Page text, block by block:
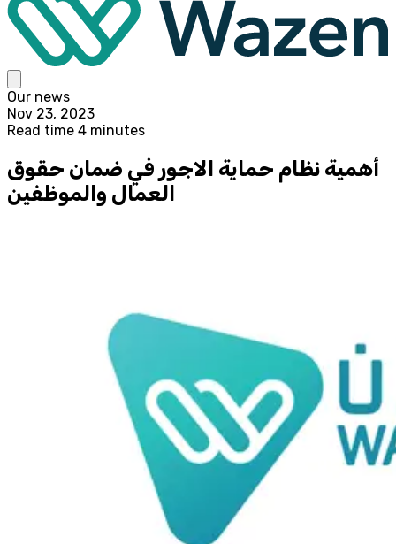
Our news
Nov 23, 2023
Read time 4 minutes
أهمية نظام حماية الاجور في ضمان حقوق
العمال والموظفين